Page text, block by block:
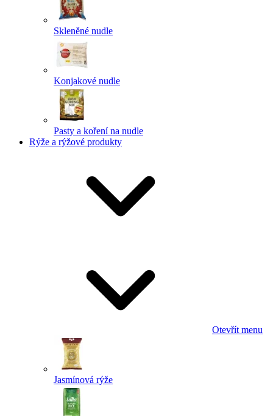
Skleněné nudle
Konjakové nudle
Pasty a koření na nudle
Rýže a rýžové produkty
Otevřít menu
Jasmínová rýže